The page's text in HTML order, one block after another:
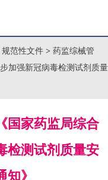
规范性文件 > 药监综械管
加强新冠病毒检测试剂质量
国家药监局综合
检测试剂质量安
》